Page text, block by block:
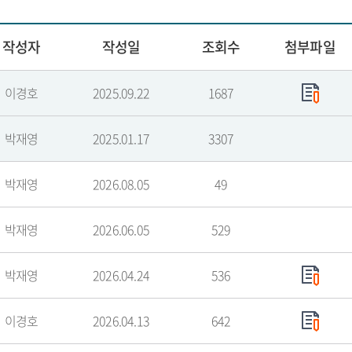
작성자 작성일 조회수 첨부파일
이경호 2025.09.22 1687
박재영 2025.01.17 3307
박재영 2026.08.05 49
박재영 2026.06.05 529
박재영 2026.04.24 536
이경호 2026.04.13 642